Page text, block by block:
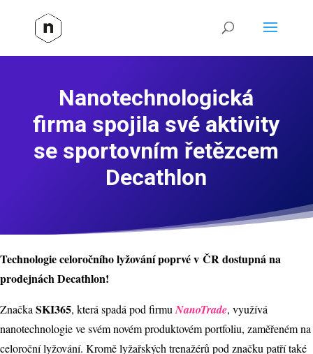
Nanotechnologická
firma spojila své aktivity
se sportovním řetězcem
Decathlon
Technologie celoročního lyžování poprvé v ČR dostupná na
prodejnách Decathlon!
Značka SKI365, která spadá pod firmu NanoTrade, využívá
nanotechnologie ve svém novém produktovém portfoliu, zaměřeném na
celoroční lyžování. Kromě lyžařských trenažérů pod značku patří také